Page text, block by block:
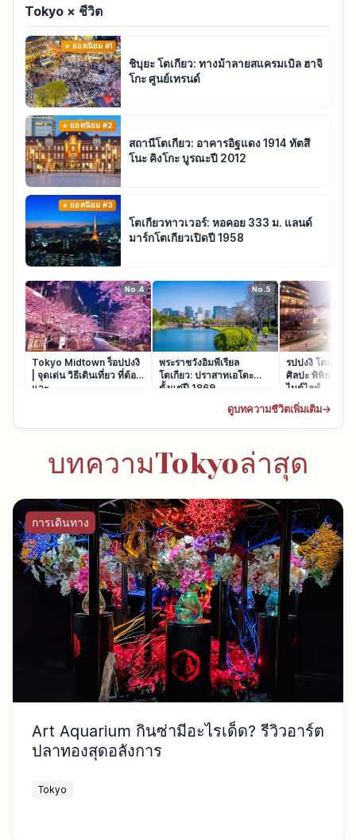
Tokyo × ชีวิต
ยอดนิยม #1
ชิบุยะ โตเกียว: ทางม้าลายสแครมเบิล ฮาจิ
โกะ ศูนย์เทรนด์
ยอดนิยม #2
สถานีโตเกียว: อาคารอิฐแดง 1914 ทัตสึ
โนะ คิงโกะ บูรณะปี 2012
ยอดนิยม #3
โตเกียวทาวเวอร์: หอคอย 333 ม. แลนด์
มาร์กโตเกียวเปิดปี 1958
No.4
Tokyo Midtown ร็อปปงงิ
| จุดเด่น วิธีเดินเที่ยว ที่ต้อง
แวะ
No.5
พระราชวังอิมพีเรียล
โตเกียว: ปราสาทเอโดะ
ตั้งแต่ปี 1869
รปปงงิ โตเกียว:
ศิลปะ พิพิธภัณฑ์
ไนต์ไลฟ์
ดูบทความชีวิตเพิ่มเติม→
บทความTokyoล่าสุด
การเดินทาง
Art Aquarium กินซ่ามีอะไรเด็ด? รีวิวอาร์ต
ปลาทองสุดอลังการ
Tokyo